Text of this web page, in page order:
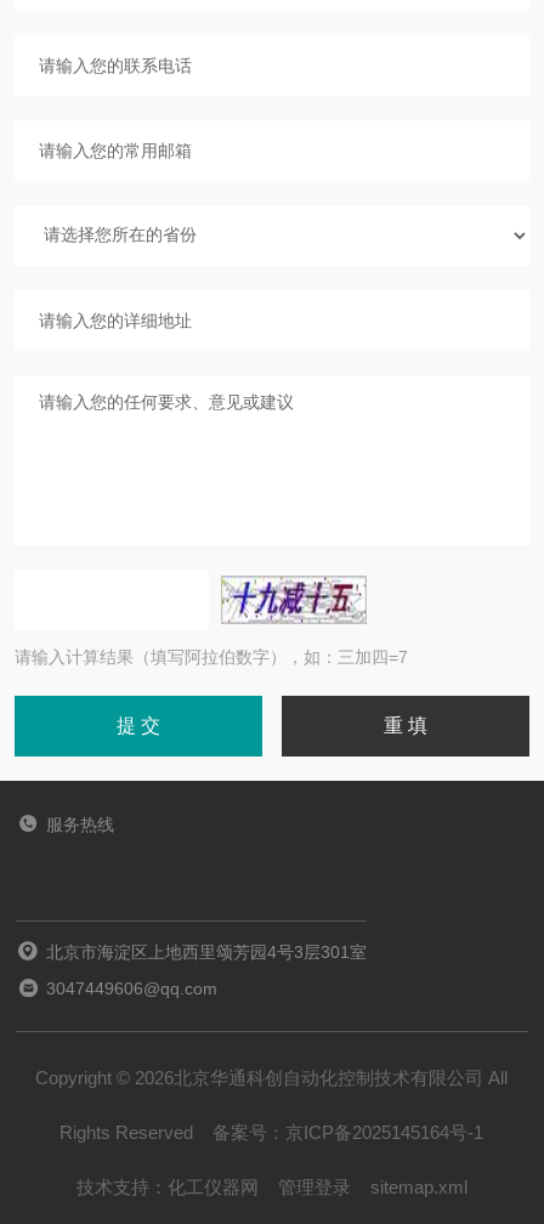
请输入计算结果（填写阿拉伯数字），如：三加四=7
服务热线
北京市海淀区上地西里颂芳园4号3层301室
3047449606@qq.com
Copyright © 2026北京华通科创自动化控制技术有限公司 All
Rights Reserved 备案号： 京ICP备2025145164号-1
技术支持： 化工仪器网 管理登录 sitemap.xml